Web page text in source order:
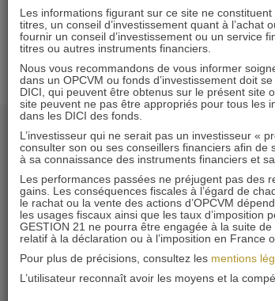
Article précédent
Les informations figurant sur ce site ne
titres, un conseil d’investissement quant à l’achat
fournir un conseil d’investissement ou un service
titres ou autres instruments financiers.
Nous vous recommandons de vous informer
dans un OPCVM ou fonds d’investissement doit
DICI, qui peuvent être obtenus sur le présent site
site peuvent ne pas être appropriés pour tous les
dans les DICI des fonds.
L’investisseur qui ne serait pas un investisseur «
consulter son ou ses conseillers financiers afin de
à sa connaissance des instruments financiers et
Les performances passées ne préjugent pas des
gains. Les conséquences fiscales à l’égard de
le rachat ou la vente des actions d’OPCVM
les usages fiscaux ainsi que les taux d’imposition
GESTION 21 ne pourra être engagée à la suite
relatif à la déclaration ou à l’imposition en France
Pour plus de précisions, consultez les mentions
L’utilisateur reconnaît avoir les moyens et la